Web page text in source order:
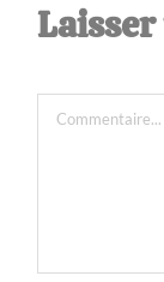
Commentaire